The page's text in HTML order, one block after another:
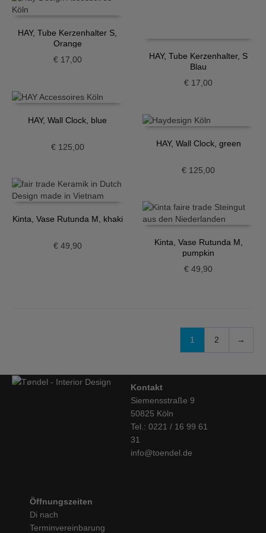
HAY, Tube Kerzenhalter S,
Orange
€17,00
HAY, Tube Kerzenhalter, S
Blau
€ 17,00
HAY, Wall Clock, blue
€125,00 HAY, Wall Clock, green
€ 125,00
Kinta, Vase Rutunda M, khaki
€49,90
Kinta, Vase Rutunda M,
pumpkin
€ 49,90
1 2 →
Kontakt
Siemensstraße 9
50825 Köln
Tel.: 0221 / 16 99 61
31
info@toendel.de
Öffnungszeiten
Di nach
Terminvereinbarung